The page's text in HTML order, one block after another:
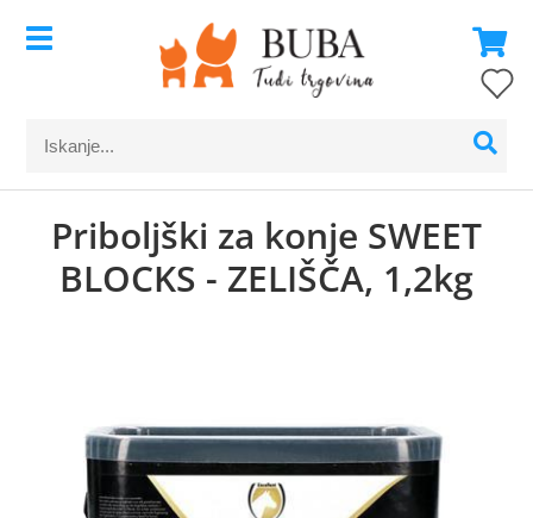
Priboljški za konje SWEET
BLOCKS - ZELIŠČA, 1,2kg